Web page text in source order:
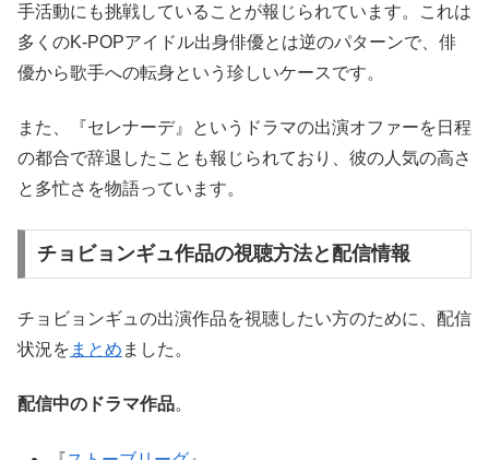
手活動にも挑戦していることが報じられています。これは
多くのK-POPアイドル出身俳優とは逆のパターンで、俳
優から歌手への転身という珍しいケースです。
また、『セレナーデ』というドラマの出演オファーを日程
の都合で辞退したことも報じられており、彼の人気の高さ
と多忙さを物語っています。
チョビョンギュ作品の視聴方法と配信情報
チョビョンギュの出演作品を視聴したい方のために、配信
状況を まとめ ました。
配信中のドラマ作品。